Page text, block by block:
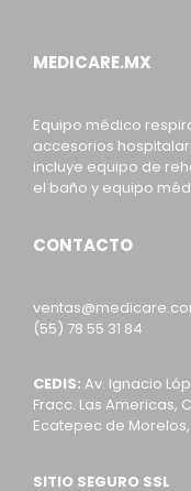
MEDICARE.MX
Equipo médico
accesorios
incluye equipo de
el baño y equipo
CONTACTO
(55) 78 55 31 84
CEDIS: Av. Ignacio
Fracc. Las Americas,
Ecatepec de Morelos,
SITIO SEGURO SSL